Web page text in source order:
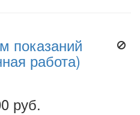
показаний
работа)
руб.